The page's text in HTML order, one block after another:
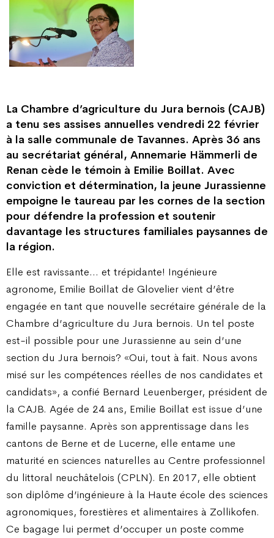
La Chambre d’agriculture du Jura bernois (CAJB)
a tenu ses assises annuelles vendredi 22 février
à la salle communale de Tavannes. Après 36 ans
au secrétariat général, Annemarie Hämmerli de
Renan cède le témoin à Emilie Boillat. Avec
conviction et détermination, la jeune Jurassienne
empoigne le taureau par les cornes de la section
pour défendre la profession et soutenir
davantage les structures familiales paysannes de
la région.
Elle est ravissante… et trépidante! Ingénieure
agronome, Emilie Boillat de Glovelier vient d’être
engagée en tant que nouvelle secrétaire générale de la
Chambre d’agriculture du Jura bernois. Un tel poste
est-il possible pour une Jurassienne au sein d’une
section du Jura bernois? «Oui, tout à fait. Nous avons
misé sur les compétences réelles de nos candidates et
candidats», a confié Bernard Leuenberger, président de
la CAJB. Agée de 24 ans, Emilie Boillat est issue d’une
famille paysanne. Après son apprentissage dans les
cantons de Berne et de Lucerne, elle entame une
maturité en sciences naturelles au Centre professionnel
du littoral neuchâtelois (CPLN). En 2017, elle obtient
son diplôme d’ingénieure à la Haute école des sciences
agronomiques, forestières et alimentaires à Zollikofen.
Ce bagage lui permet d’occuper un poste comme